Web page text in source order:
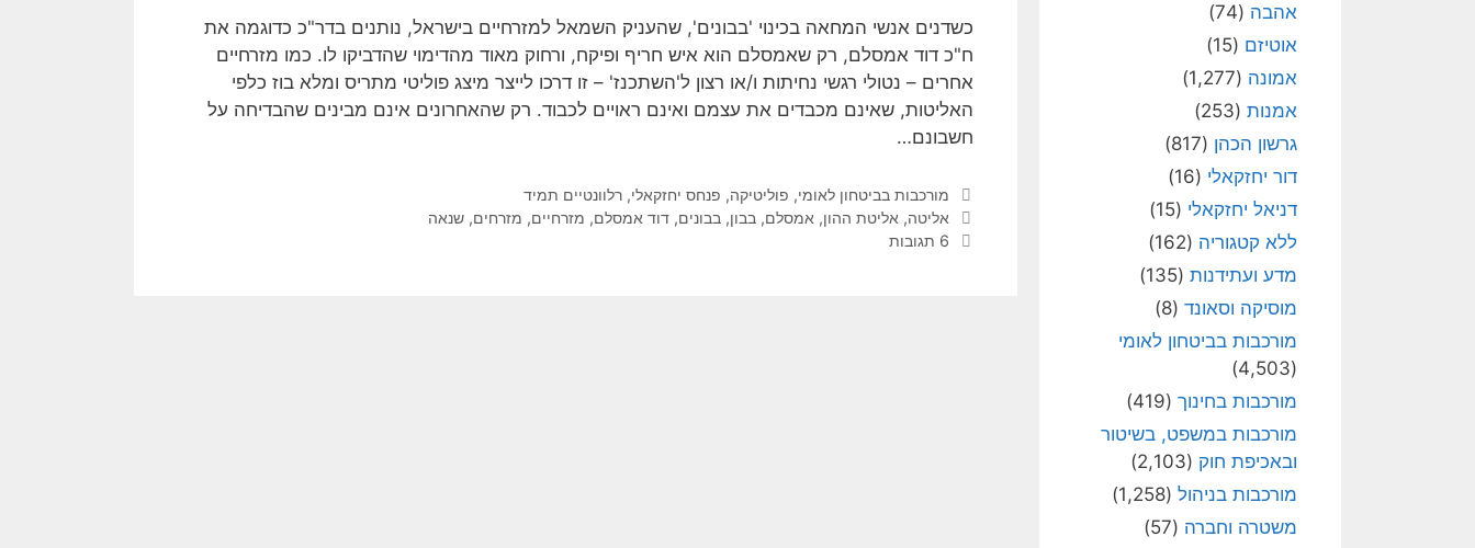
כשדנים אנשי המחאה בכינוי 'בבונים', שהעניק השמאל למזרחיים בישראל, נותנים בדר"כ כדוגמה את
ח"כ דוד אמסלם, רק שאמסלם הוא איש חריף ופיקח, ורחוק מאוד מהדימוי שהדביקו לו. כמו מזרחיים
אחרים – נטולי רגשי נחיתות ו/או רצון ל'השתכנז' – זו דרכו לייצר מיצג פוליטי מתריס ומלא בוז כלפי
האליטות, שאינם מכבדים את עצמם ואינם ראויים לכבוד. רק שהאחרונים אינם מבינים שהבדיחה על
חשבונם…
קטגוריות
מורכבות בביטחון לאומי, פוליטיקה, פנחס יחזקאלי, רלוונטיים תמיד
תגיות
אליטה, אליטת ההון, אמסלם, בבון, בבונים, דוד אמסלם, מזרחיים, מזרחים, שנאה
6 תגובות
אהבה (74)
אוטיזם (15)
אמונה (1,277)
אמנות (253)
גרשון הכהן (817)
דור יחזקאלי (16)
דניאל יחזקאלי (15)
ללא קטגוריה (162)
מדע ועתידנות (135)
מוסיקה וסאונד (8)
מורכבות בביטחון לאומי
(4,503)
מורכבות בחינוך (419)
מורכבות במשפט, בשיטור
ובאכיפת חוק (2,103)
מורכבות בניהול (1,258)
משטרה וחברה (57)